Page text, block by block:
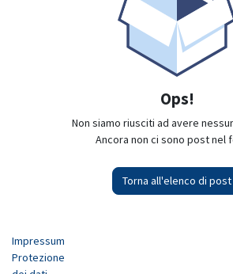
Ops!
Non siamo riusciti ad avere
Ancora non ci sono post nel
Torna all'elenco di post
Impressum
Protezione